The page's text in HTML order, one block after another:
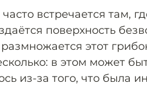
встречается там,
поверхность
этот
в этом может
из-за того, что была